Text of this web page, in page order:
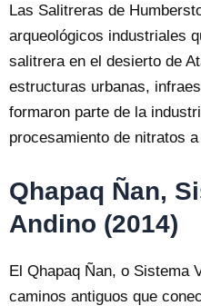
Las Salitreras de
arqueológicos industriales
salitrera en el desierto de
estructuras urbanas,
formaron parte de la
procesamiento de nitratos
Qhapaq Ñan,
Andino (2014)
El Qhapaq Ñan, o Sistema
caminos antiguos que